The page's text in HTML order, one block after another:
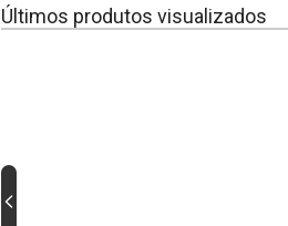
Últimos produtos visualizados